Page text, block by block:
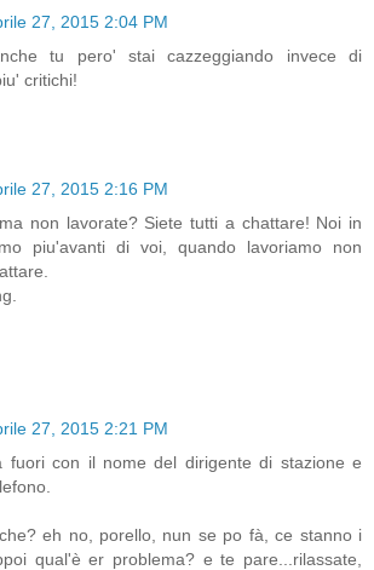
27, 2015 2:04 PM
tu pero' stai cazzeggiando invece di
critichi!
27, 2015 2:16 PM
non lavorate? Siete tutti a chattare! Noi in
piu'avanti di voi, quando lavoriamo non
27, 2015 2:21 PM
fuori con il nome del dirigente di stazione e
eh no, porello, nun se po fà, ce stanno i
qual'è er problema? e te pare...rilassate,